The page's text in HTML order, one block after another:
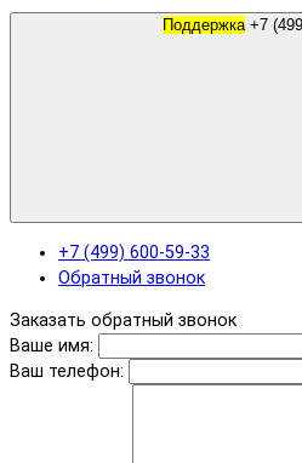
Поддержка
+7 (499) 600-59-33
Обратный звонок
Заказать обратный звонок
Ваше имя:
Ваш телефон: